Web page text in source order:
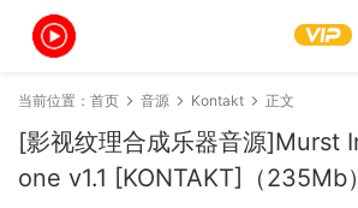
当前位置： 首页 音源 Kontakt 正文
[影视纹理合成乐器音源]Murst
one v1.1 [KONTAKT]（235Mb）